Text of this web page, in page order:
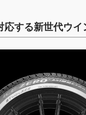
応する新世代ウ